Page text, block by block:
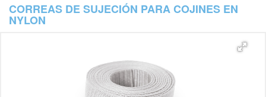
CORREAS DE SUJECIÓN PARA COJINES EN
NYLON